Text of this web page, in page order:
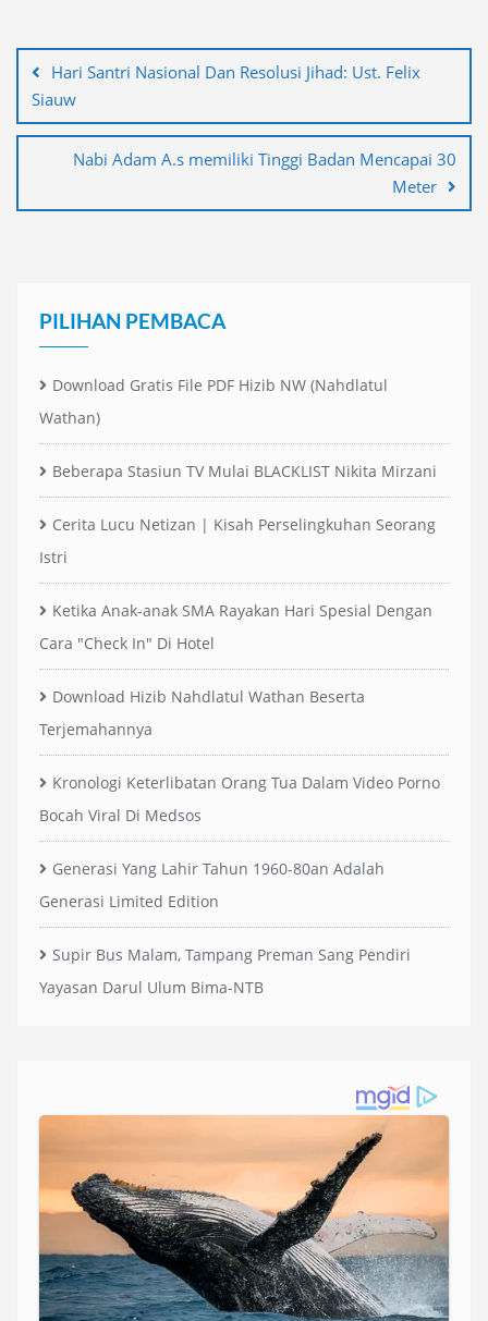
posHari Santri Nasional Dan Resolusi Jihad: Ust. Felix
Siauw
Nabi Adam A.s memiliki Tinggi Badan Mencapai 30
Meter
PILIHAN PEMBACA
Download Gratis File PDF Hizib NW (Nahdlatul
Wathan)
Beberapa Stasiun TV Mulai BLACKLIST Nikita Mirzani
Cerita Lucu Netizan | Kisah Perselingkuhan Seorang
Istri
Ketika Anak-anak SMA Rayakan Hari Spesial Dengan
Cara "Check In" Di Hotel
Download Hizib Nahdlatul Wathan Beserta
Terjemahannya
Kronologi Keterlibatan Orang Tua Dalam Video Porno
Bocah Viral Di Medsos
Generasi Yang Lahir Tahun 1960-80an Adalah
Generasi Limited Edition
Supir Bus Malam, Tampang Preman Sang Pendiri
Yayasan Darul Ulum Bima-NTB